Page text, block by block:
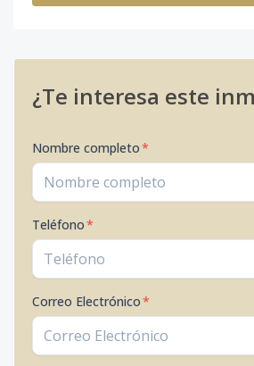
¿Te interesa este
Nombre completo*
Teléfono*
Correo Electrónico*